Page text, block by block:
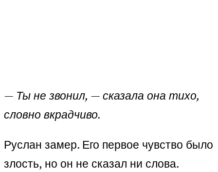
— Ты не звонил, — сказала она тихо,
словно вкрадчиво.
Руслан замер. Его первое чувство было
злость, но он не сказал ни слова.